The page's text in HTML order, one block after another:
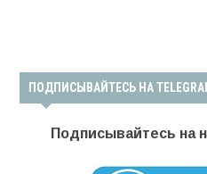
ПОДПИСЫВАЙТЕСЬ НА
Подписывайтесь на